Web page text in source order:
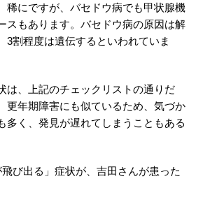
稀にですが、バセドウ病でも甲状腺機
スもあります。バセドウ病の原因は解
3割程度は遺伝するといわれていま
は、上記のチェックリストの通りだ
更年期障害にも似ているため、気づか
多く、発見が遅れてしまうこともある
び出る」症状が、吉田さんが患った